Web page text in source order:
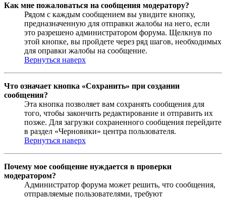
Как мне пожаловаться на сообщения модератору?
Рядом с каждым сообщением вы увидите кнопку,
предназначенную для отправки жалобы на него, если
это разрешено администратором форума. Щелкнув по
этой кнопке, вы пройдете через ряд шагов, необходимых
для оправки жалобы на сообщение.
Вернуться наверх
Что означает кнопка «Сохранить» при создании
сообщения?
Эта кнопка позволяет вам сохранять сообщения для
того, чтобы закончить редактирование и отправить их
позже. Для загрузки сохраненного сообщения перейдите
в раздел «Черновики» центра пользователя.
Вернуться наверх
Почему мое сообщение нуждается в проверки
модератором?
Администратор форума может решить, что сообщения,
отправляемые пользователями, требуют